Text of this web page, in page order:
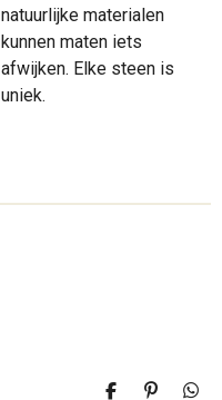
natuurlijke materialen
kunnen maten iets
afwijken. Elke steen is
uniek.